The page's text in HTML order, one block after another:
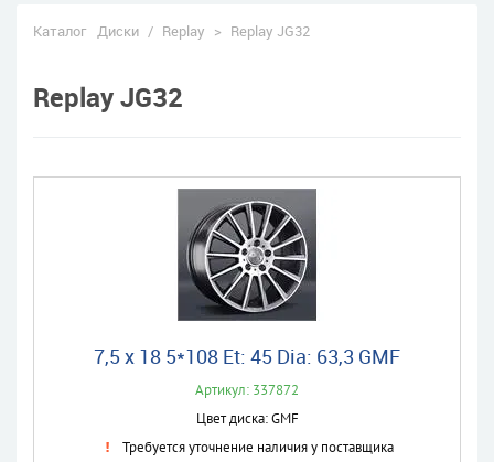
Каталог Диски / Replay > Replay JG32
Replay JG32
7,5 x 18 5*108 Et: 45 Dia: 63,3 GMF
Артикул: 337872
Цвет диска: GMF
Требуется уточнение наличия у поставщика